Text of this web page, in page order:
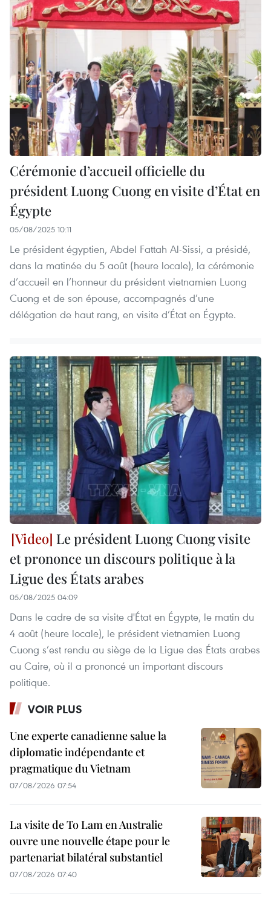
Cérémonie d’accueil officielle du
président Luong Cuong en visite d’État en
Égypte
05/08/2025 10:11
Le président égyptien, Abdel Fattah Al-Sissi, a présidé,
dans la matinée du 5 août (heure locale), la cérémonie
d’accueil en l’honneur du président vietnamien Luong
Cuong et de son épouse, accompagnés d’une
délégation de haut rang, en visite d’État en Égypte.
Le président Luong Cuong visite
et prononce un discours politique à la
Ligue des États arabes
05/08/2025 04:09
Dans le cadre de sa visite d'État en Égypte, le matin du
4 août (heure locale), le président vietnamien Luong
Cuong s’est rendu au siège de la Ligue des États arabes
au Caire, où il a prononcé un important discours
politique.
VOIR PLUS
Une experte canadienne salue la
diplomatie indépendante et
pragmatique du Vietnam
07/08/2026 07:54
La visite de To Lam en Australie
ouvre une nouvelle étape pour le
partenariat bilatéral substantiel
07/08/2026 07:40